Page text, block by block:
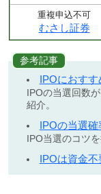
重複申込不可
むさし証券
参考記事
IPOにおす
IPOの当選回数
紹介。
IPOの当選
IPO当選のコツを
IPOは資金